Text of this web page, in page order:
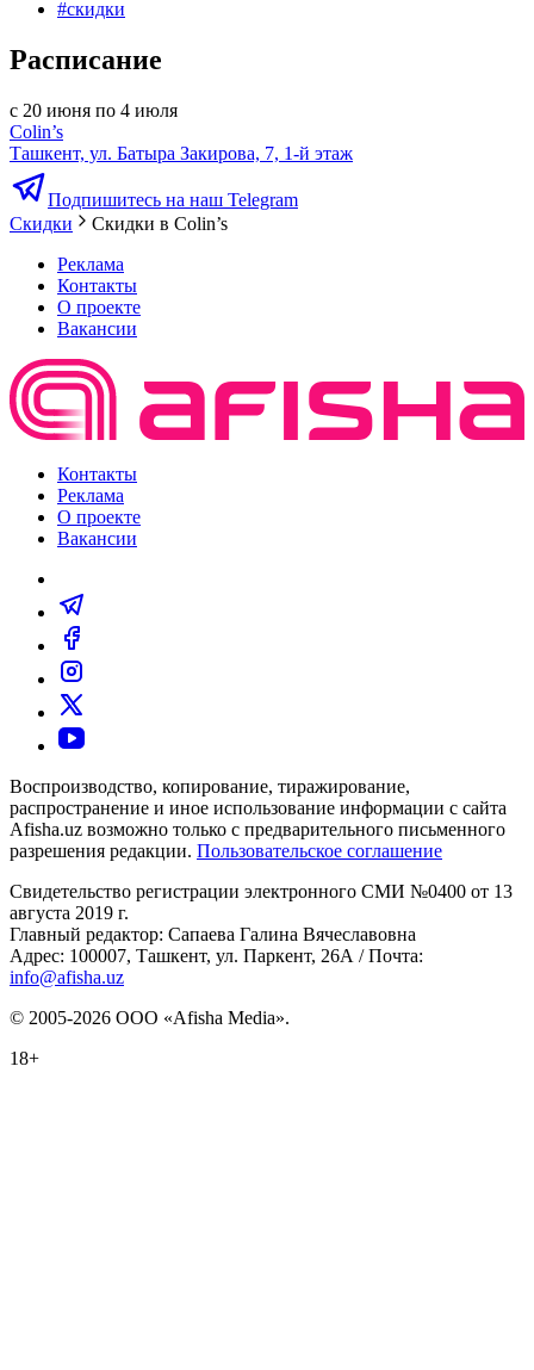
#скидки
Расписание
с 20 июня по 4 июля
Colin’s
Ташкент, ул. Батыра Закирова, 7, 1-й этаж
Подпишитесь на наш Telegram
Скидки
Скидки в Colin’s
Реклама
Контакты
О проекте
Вакансии
Контакты
Реклама
О проекте
Вакансии
Воспроизводство, копирование, тиражирование,
распространение и иное использование информации с сайта
Afisha.uz возможно только с предварительного письменного
разрешения редакции. Пользовательское соглашение
Свидетельство регистрации электронного СМИ №0400 от 13
августа 2019 г.
Главный редактор: Сапаева Галина Вячеславовна
Адрес: 100007, Ташкент, ул. Паркент, 26А / Почта:
info@afisha.uz
© 2005-2026 ООО «Afisha Media».
18+